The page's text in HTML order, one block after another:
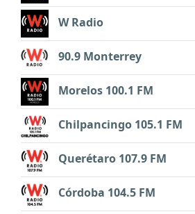
W Radio
90.9 Monterrey
Morelos 100.1 FM
Chilpancingo 105.1 FM
Querétaro 107.9 FM
Córdoba 104.5 FM